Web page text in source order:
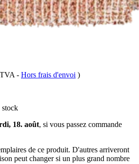
- Hors frais d'envoi )
stock
18. août, si vous passez commande
de ce produit. D'autres arriveront
peut changer si un plus grand nombre